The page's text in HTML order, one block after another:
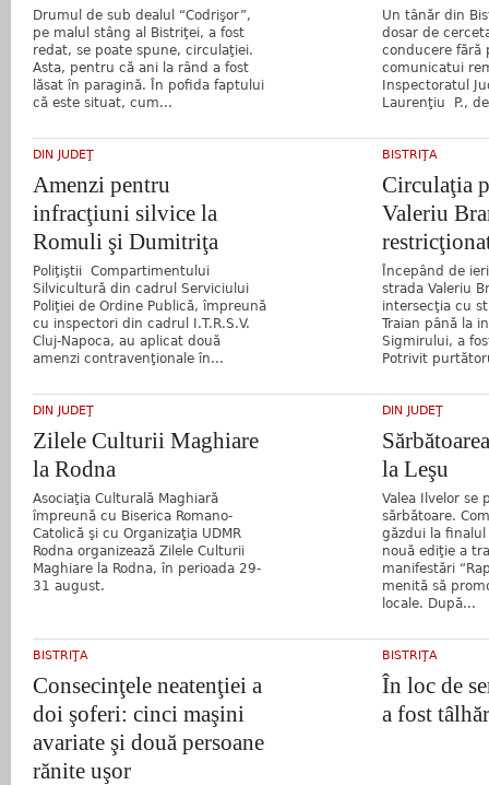
Drumul de sub dealul “Codrişor”,
pe malul stâng al Bistriţei, a fost
redat, se poate spune, circulaţiei.
Asta, pentru că ani la rând a fost
lăsat în paragină. În pofida faptului
că este situat, cum...
Un tânăr din
dosar de
conducere fără
comunicatui
Inspectoratul
Laurenţiu P.,
DIN JUDEŢ
Amenzi pentru
infracţiuni silvice la
Romuli şi Dumitriţa
Poliţiştii Compartimentului
Silvicultură din cadrul Serviciului
Poliţiei de Ordine Publică, împreună
cu inspectori din cadrul I.T.R.S.V.
Cluj-Napoca, au aplicat două
amenzi contravenţionale în...
BISTRIŢA
Circulaţia
Valeriu
Începând de
strada Valeriu
intersecţia cu
Traian până la
Sigmirului, a
Potrivit
DIN JUDEŢ
Zilele Culturii Maghiare
la Rodna
Asociaţia Culturală Maghiară
împreună cu Biserica Romano-
Catolică şi cu Organizaţia UDMR
Rodna organizează Zilele Culturii
Maghiare la Rodna, în perioada 29-
31 august.
DIN JUDEŢ
la Leşu
Valea Ilvelor se
sărbătoare.
găzdui la
nouă ediţie a
manifestări
menită să
locale. După...
BISTRIŢA
Consecinţele neatenţiei a
doi şoferi: cinci maşini
avariate şi două persoane
rănite uşor
BISTRIŢA
În loc de
a fost